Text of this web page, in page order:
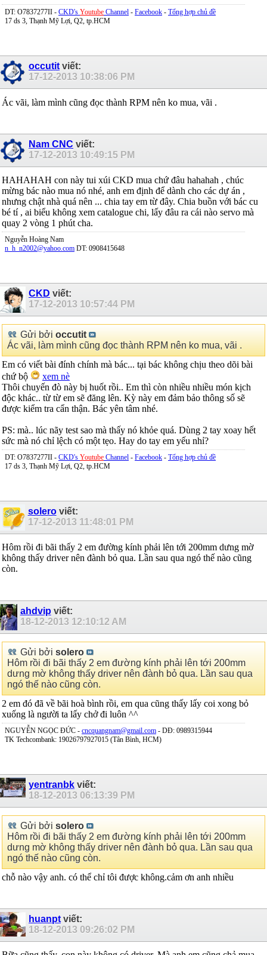
DT: O7837277II - CKD's Youtube Channel - Facebook - Tổng hợp chủ đề
17 ds 3, Thạnh Mỹ Lợi, Q2, tp.HCM
occutitviết:
17-12-2013 10:38:06 PM
Ác vãi, làm mình cũng đọc thành RPM nên ko mua, vãi .
Nam CNC viết:
17-12-2013 10:49:15 PM
HAHAHAH con này tui xúi CKD mua chứ đâu hahahah , chúc
mừng bác nào mua nó nhé, anh em định để dành cho các dự án ,
nhưng chật nhà quá nên ... chia tay em từ đây. Chia buồn với bác cu
bé tí , ai biểu không xem catalogue chi, lấy đâu ra cái nào servo mà
quay 2 vòng 1 phút cha.
Nguyễn Hoàng Nam
n_h_n2002@yahoo.com DT: 0908415648
CKD viết:
17-12-2013 10:57:44 PM
Gửi bởi occutit
Ác vãi, làm mình cũng đọc thành RPM nên ko mua, vãi .
Em có viết bài đính chính mà bác... tại bác không chịu theo dõi bài
chứ bộ
xem nè
Thôi chuyến đò này bị huốt rồi.. Em thì còn nhiều nhiều món kịch
độc khác.. từ từ em sẽ đăng lên. Kỳ này em đảm bảo thông số sẽ
được kiểm tra cẩn thận. Bác yên tâm nhé.
PS: mà.. lúc nãy test sao mà thấy nó khỏe quá. Dùng 2 tay xoay hết
sức mà nó chỉ lệch có một tẹo. Hay do tay em yếu nhỉ?
DT: O7837277II - CKD's Youtube Channel - Facebook - Tổng hợp chủ đề
17 ds 3, Thạnh Mỹ Lợi, Q2, tp.HCM
soleroviết:
17-12-2013 11:48:01 PM
Hôm rồi đi bãi thấy 2 em đường kính phải lên tới 200mm dưng mờ
không thấy driver nên đành bỏ qua. Lần sau qua ngó thế nào cũng
còn.
ahdvip viết:
18-12-2013 12:10:12 AM
Gửi bởi solero
Hôm rồi đi bãi thấy 2 em đường kính phải lên tới 200mm
dưng mờ không thấy driver nên đành bỏ qua. Lần sau qua
ngó thế nào cũng còn.
2 em đó đã về bãi hoà bình rồi, em qua cũng thấy lấy coi xong bỏ
xuống là người ta lấy chở đi luôn ^^
NGUYỄN NGỌC ĐỨC - cncquangnam@gmail.com - DĐ: 0989315944
TK Techcombank: 19026797927015 (Tân Bình, HCM)
yentranbk viết:
18-12-2013 06:13:39 PM
Gửi bởi solero
Hôm rồi đi bãi thấy 2 em đường kính phải lên tới 200mm
dưng mờ không thấy driver nên đành bỏ qua. Lần sau qua
ngó thế nào cũng còn.
chỗ nào vậy anh. có thể chỉ tôi được không.cảm ơn anh nhiều
huanpt viết:
18-12-2013 09:26:02 PM